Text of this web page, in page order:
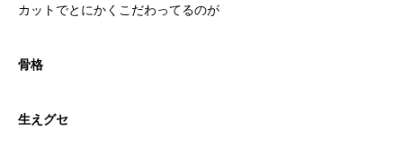
カットでとにかくこだわってるのが
骨格
生えグセ